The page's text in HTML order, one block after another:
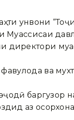
унвони
Муассисаи
директори
ва
эҷодӣ
аз